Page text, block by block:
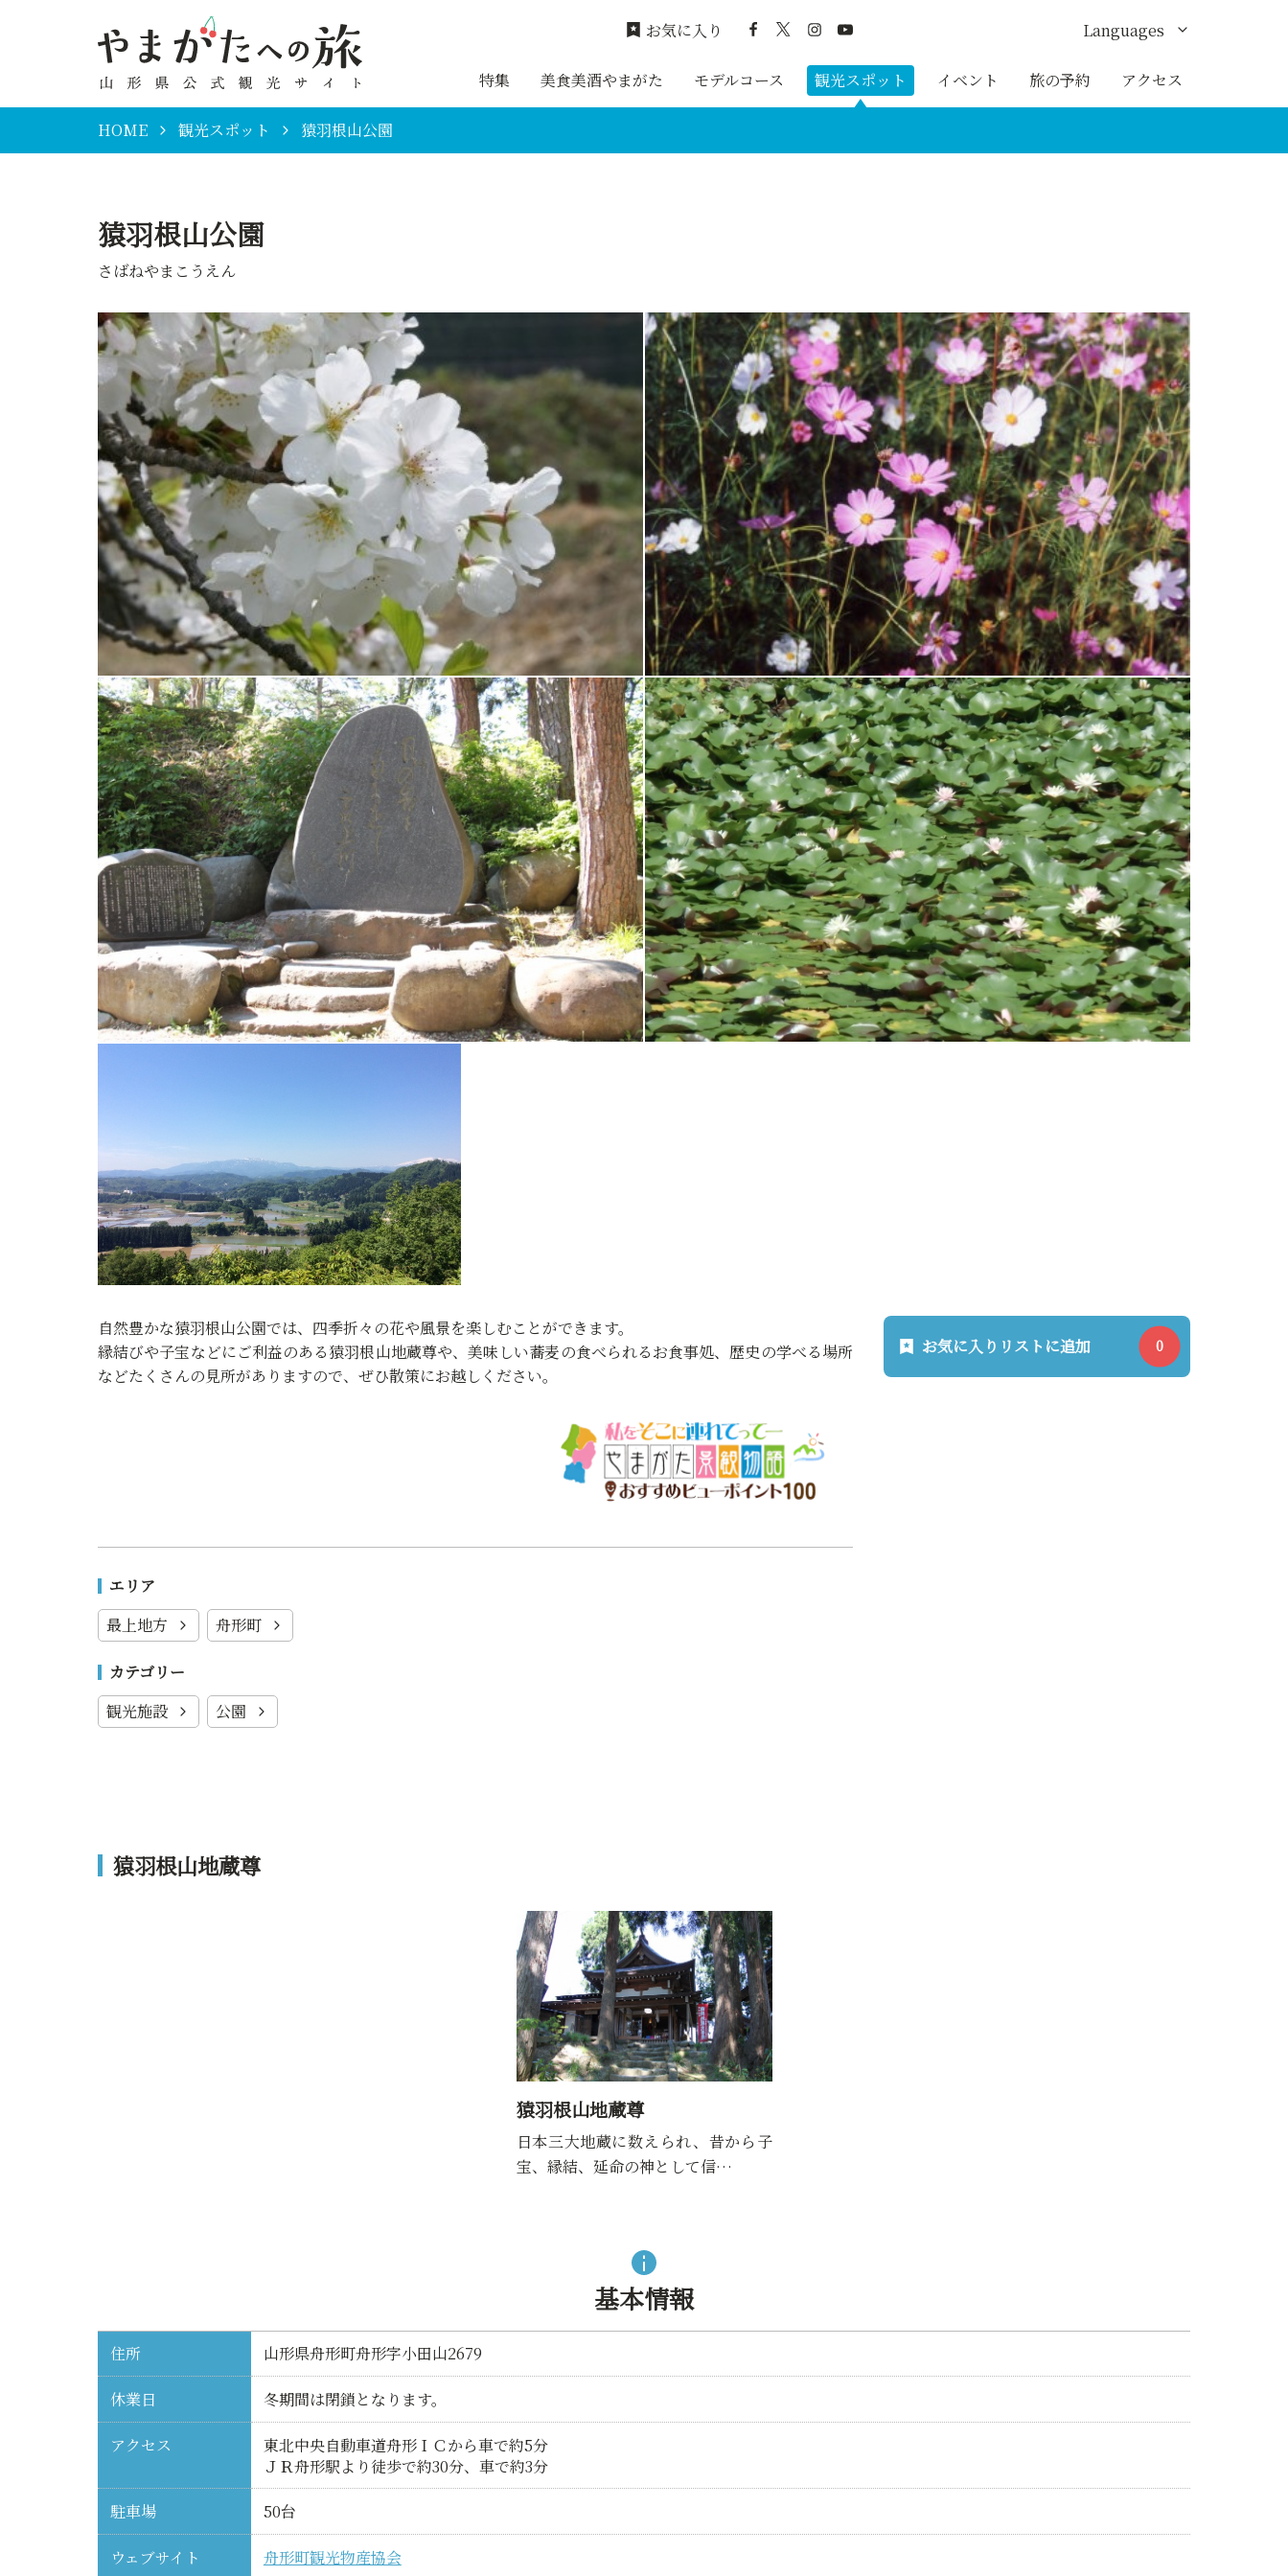
特集 美食美酒やまがた モデルコース 観光スポット イベント 旅の予約 アクセス
お気に入り Languages
English
HOME 観光スポット 猿羽根山公園
猿羽根山公園
さばねやまこうえん
自然豊かな猿羽根山公園では、四季折々の花や風景を楽しむことができます。
縁結びや子宝などにご利益のある猿羽根山地蔵尊や、美味しい蕎麦の食べられるお食事処、歴史の学べる場所
などたくさんの見所がありますので、ぜひ散策にお越しください。
エリア
最上地方
舟形町
カテゴリー
観光施設
公園
お気に入りリストに追加
猿羽根山地蔵尊
猿羽根山地蔵尊
日本三大地蔵に数えられ、昔から子
宝、縁結、延命の神として信…
基本情報
住所 山形県舟形町舟形字小田山2679
休業日 冬期間は閉鎖となります。
アクセス
東北中央自動車道舟形ＩＣから車で約5分
ＪＲ舟形駅より徒歩で約30分、車で約3分
駐車場 50台
ウェブサイト 舟形町観光物産協会